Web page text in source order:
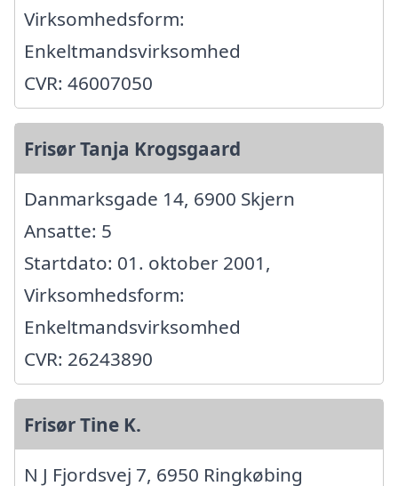
Virksomhedsform:
Enkeltmandsvirksomhed
CVR: 46007050
Frisør Tanja Krogsgaard
Danmarksgade 14, 6900 Skjern
Ansatte: 5
Startdato: 01. oktober 2001,
Virksomhedsform:
Enkeltmandsvirksomhed
CVR: 26243890
Frisør Tine K.
N J Fjordsvej 7, 6950 Ringkøbing